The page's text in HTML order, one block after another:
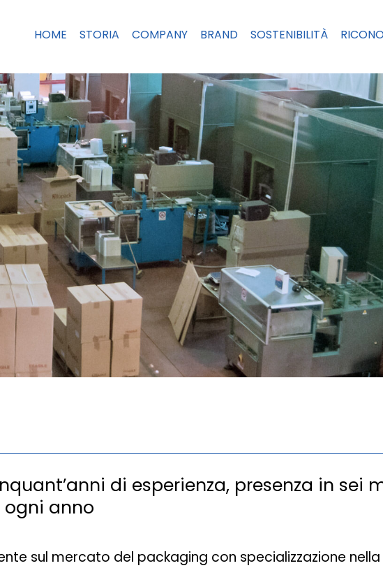
HOME STORIA COMPANY BRAND SOSTENIBILITÀ
di esperienza, presenza in sei
anno
sul mercato del packaging con specializzazione